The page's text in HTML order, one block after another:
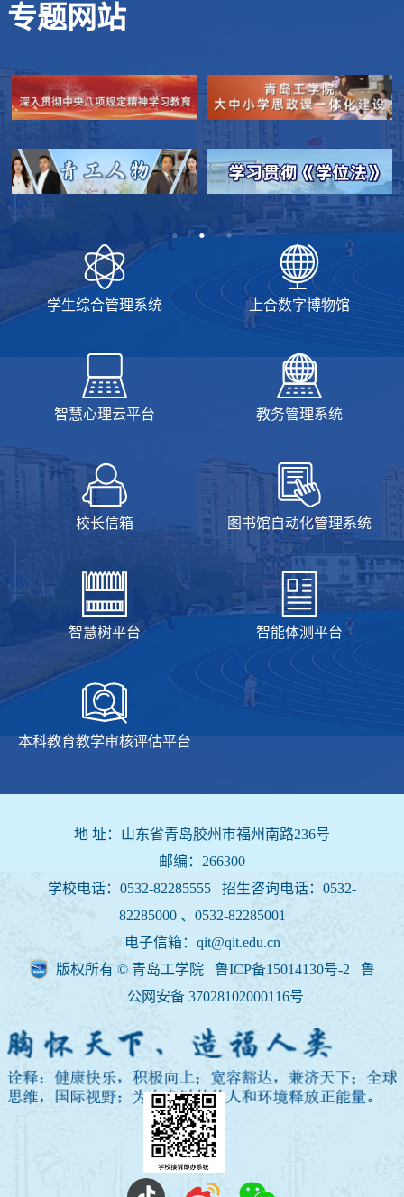
专题网站
学生综合管理系统 上合数字博物馆
智慧心理云平台 教务管理系统
校长信箱 图书馆自动化管理系统
智慧树平台 智能体测平台
本科教育教学审核评估平台
地 址：山东省青岛胶州市福州南路236号
邮编：266300
学校电话：0532-82285555 招生咨询电话： 0532-
82285000 、0532-82285001
电子信箱：qit@qit.edu.cn
版权所有 © 青岛工学院 鲁ICP备15014130号-2
鲁
公网安备 37028102000116号